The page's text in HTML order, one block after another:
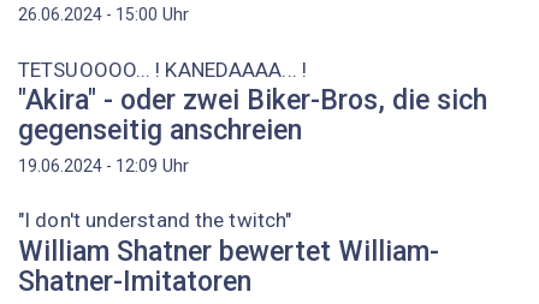
26.06.2024 - 15:00 Uhr
TETSUOOOO... ! KANEDAAAA... !
"Akira" - oder zwei Biker-Bros, die sich
gegenseitig anschreien
19.06.2024 - 12:09 Uhr
"I don't understand the twitch"
William Shatner bewertet William-
Shatner-Imitatoren